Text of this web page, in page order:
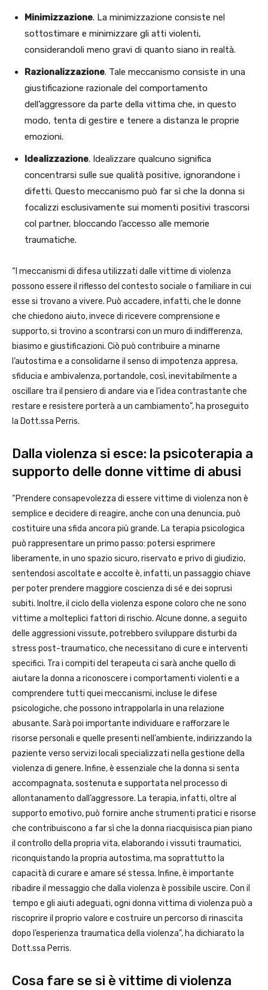
Minimizzazione. La minimizzazione consiste nel
sottostimare e minimizzare gli atti violenti,
considerandoli meno gravi di quanto siano in realtà.
Razionalizzazione. Tale meccanismo consiste in una
giustificazione razionale del comportamento
dell’aggressore da parte della vittima che, in questo
modo, tenta di gestire e tenere a distanza le proprie
emozioni.
Idealizzazione. Idealizzare qualcuno significa
concentrarsi sulle sue qualità positive, ignorandone i
difetti. Questo meccanismo può far sì che la donna si
focalizzi esclusivamente sui momenti positivi trascorsi
col partner, bloccando l’accesso alle memorie
traumatiche.
“I meccanismi di difesa utilizzati dalle vittime di violenza
possono essere il riflesso del contesto sociale o familiare in cui
esse si trovano a vivere. Può accadere, infatti, che le donne
che chiedono aiuto, invece di ricevere comprensione e
supporto, si trovino a scontrarsi con un muro di indifferenza,
biasimo e giustificazioni. Ciò può contribuire a minarne
l’autostima e a consolidarne il senso di impotenza appresa,
sfiducia e ambivalenza, portandole, così, inevitabilmente a
oscillare tra il pensiero di andare via e l’idea contrastante che
restare e resistere porterà a un cambiamento”, ha proseguito
la Dott.ssa Perris.
Dalla violenza si esce: la psicoterapia a
supporto delle donne vittime di abusi
“Prendere consapevolezza di essere vittime di violenza non è
semplice e decidere di reagire, anche con una denuncia, può
costituire una sfida ancora più grande. La terapia psicologica
può rappresentare un primo passo: potersi esprimere
liberamente, in uno spazio sicuro, riservato e privo di giudizio,
sentendosi ascoltate e accolte è, infatti, un passaggio chiave
per poter prendere maggiore coscienza di sé e dei soprusi
subiti. Inoltre, il ciclo della violenza espone coloro che ne sono
vittime a molteplici fattori di rischio. Alcune donne, a seguito
delle aggressioni vissute, potrebbero sviluppare disturbi da
stress post-traumatico, che necessitano di cure e interventi
specifici. Tra i compiti del terapeuta ci sarà anche quello di
aiutare la donna a riconoscere i comportamenti violenti e a
comprendere tutti quei meccanismi, incluse le difese
psicologiche, che possono intrappolarla in una relazione
abusante. Sarà poi importante individuare e rafforzare le
risorse personali e quelle presenti nell’ambiente, indirizzando la
paziente verso servizi locali specializzati nella gestione della
violenza di genere. Infine, è essenziale che la donna si senta
accompagnata, sostenuta e supportata nel processo di
allontanamento dall’aggressore. La terapia, infatti, oltre al
supporto emotivo, può fornire anche strumenti pratici e risorse
che contribuiscono a far sì che la donna riacquisisca pian piano
il controllo della propria vita, elaborando i vissuti traumatici,
riconquistando la propria autostima, ma soprattutto la
capacità di curare e amare sé stessa. Infine, è importante
ribadire il messaggio che dalla violenza è possibile uscire. Con il
tempo e gli aiuti adeguati, ogni donna vittima di violenza può a
riscoprire il proprio valore e costruire un percorso di rinascita
dopo l’esperienza traumatica della violenza”, ha dichiarato la
Dott.ssa Perris.
Cosa fare se si è vittime di violenza